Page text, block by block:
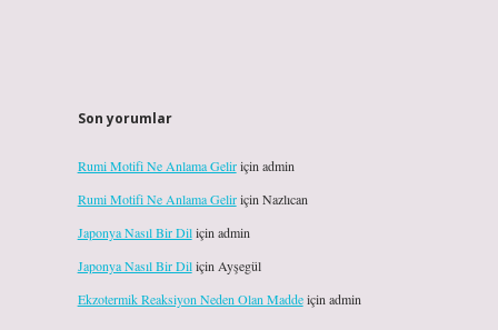
Son yorumlar
Rumi Motifi Ne Anlama Geliriçin admin
Rumi Motifi Ne Anlama Geliriçin Nazlıcan
Japonya Nasıl Bir Diliçin admin
Japonya Nasıl Bir Diliçin Ayşegül
Ekzotermik Reaksiyon Neden Olan Maddeiçin admin